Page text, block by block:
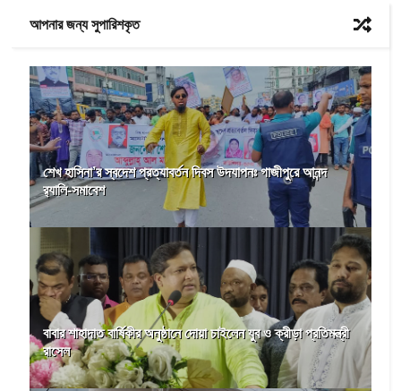
আপনার জন্য সুপারিশকৃত
শেখ হাসিনা’র স্বদেশ প্রত্যাবর্তন দিবস উদযাপনঃ গাজীপুরে আনন্দ
র‌্যালি-সমাবেশ
বাবার শাহাদাত বার্ষিকীর অনুষ্ঠানে দোয়া চাইলেন যুব ও ক্রীড়া প্রতিমন্ত্রী
রাসেল